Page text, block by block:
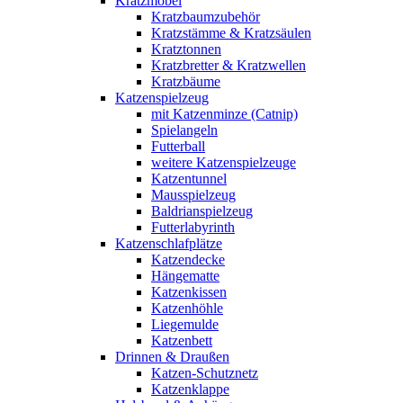
Kratzbaumzubehör
Kratzstämme & Kratzsäulen
Kratztonnen
Kratzbretter & Kratzwellen
Kratzbäume
Katzenspielzeug
mit Katzenminze (Catnip)
Spielangeln
Futterball
weitere Katzenspielzeuge
Katzentunnel
Mausspielzeug
Baldrianspielzeug
Futterlabyrinth
Katzenschlafplätze
Katzendecke
Hängematte
Katzenkissen
Katzenhöhle
Liegemulde
Katzenbett
Drinnen & Draußen
Katzen-Schutznetz
Katzenklappe